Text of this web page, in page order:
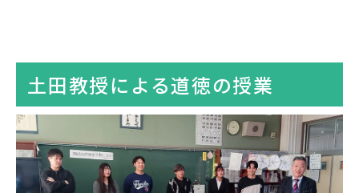
土田教授による道徳の授業